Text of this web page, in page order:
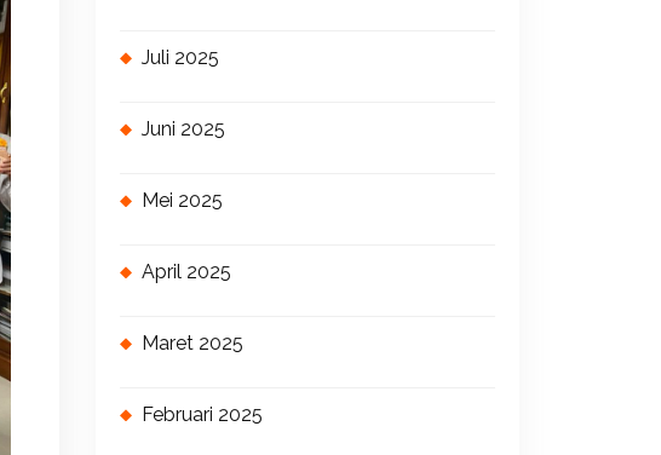
Juli 2025
Juni 2025
Mei 2025
April 2025
Maret 2025
Februari 2025